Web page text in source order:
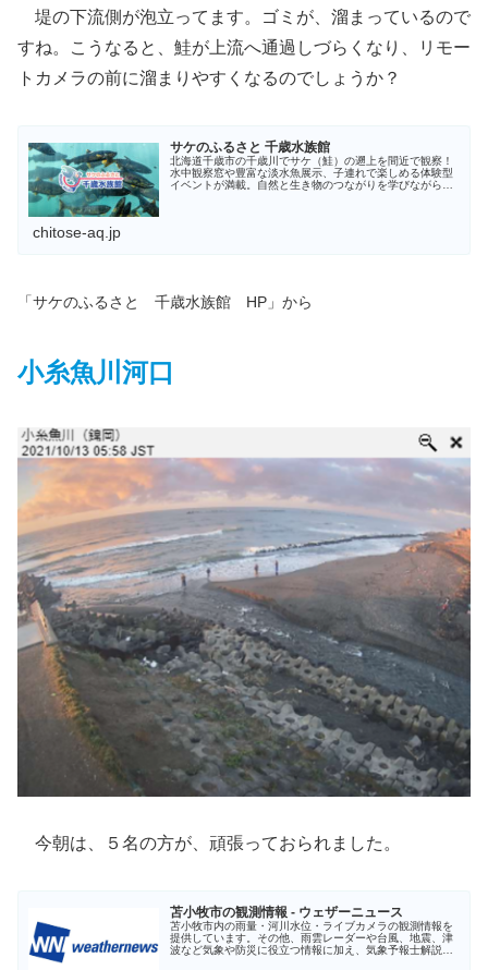
堤の下流側が泡立ってます。ゴミが、溜まっているので
すね。こうなると、鮭が上流へ通過しづらくなり、リモー
トカメラの前に溜まりやすくなるのでしょうか？
サケのふるさと 千歳水族館
北海道千歳市の千歳川でサケ（鮭）の遡上を間近で観察！
水中観察窓や豊富な淡水魚展示、子連れで楽しめる体験型
イベントが満載。自然と生き物のつながりを学びながら楽
chitose-aq.jp
「サケのふるさと 千歳水族館 HP」から
小糸魚川河口
今朝は、５名の方が、頑張っておられました。
苫小牧市の観測情報 - ウェザーニュース
苫小牧市内の雨量・河川水位・ライブカメラの観測情報を
提供しています。その他、雨雲レーダーや台風、地震、津
波など気象や防災に役立つ情報に加え、気象予報士解説の